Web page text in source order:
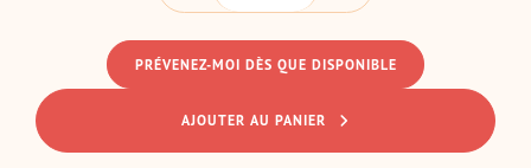
PRÉVENEZ-MOI DÈS QUE DISPONIBLE
AJOUTER AU PANIER